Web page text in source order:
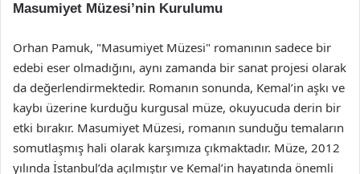
Masumiyet Müzesi’nin Kurulumu
Orhan Pamuk, "Masumiyet Müzesi" romanının sadece bir
edebi eser olmadığını, aynı zamanda bir sanat projesi olarak
da değerlendirmektedir. Romanın sonunda, Kemal’in aşkı ve
kaybı üzerine kurduğu kurgusal müze, okuyucuda derin bir
etki bırakır. Masumiyet Müzesi, romanın sunduğu temaların
somutlaşmış hali olarak karşımıza çıkmaktadır. Müze, 2012
yılında İstanbul’da açılmıştır ve Kemal’in hayatında önemli